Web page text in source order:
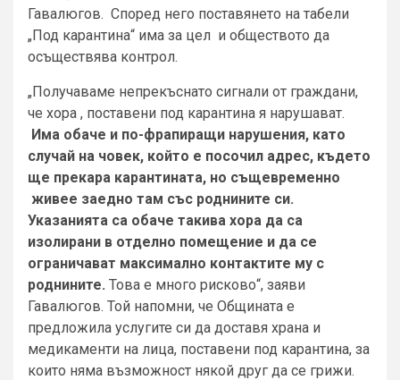
Гавалюгов. Според него поставянето на табели
„Под карантина“ има за цел и обществото да
осъществява контрол.
„Получаваме непрекъснато сигнали от граждани,
че хора , поставени под карантина я нарушават.
Има обаче и по-фрапиращи нарушения, като
случай на човек, който е посочил адрес, където
ще прекара карантината, но същевременно
живее заедно там със роднините си.
Указанията са обаче такива хора да са
изолирани в отделно помещение и да се
ограничават максимално контактите му с
роднините. Това е много рисково“, заяви
Гавалюгов. Той напомни, че Общината е
предложила услугите си да доставя храна и
медикаменти на лица, поставени под карантина, за
които няма възможност някой друг да се грижи.